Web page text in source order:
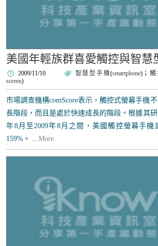
美國年輕族群喜愛觸控與智慧
2009/11/10 智慧型手機(smartphone)； 觸
screen)
市場調查機構comScore表示，觸控式螢幕手機
長階段，而且是處於快速成長的階段。根據其研
年8月至2009年8月之間，美國觸控螢幕手機
159%。 ...More